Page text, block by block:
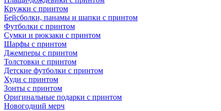
Кружки с принтом
Бейсболки, панамы и шапки с принтом
Футболки с принтом
Сумки и рюкзаки с принтом
Шарфы с принтом
Джемперы с принтом
Толстовки с принтом
Детские футболки с принтом
Худи с принтом
Зонты с принтом
Оригинальные подарки с принтом
Новогодний мерч